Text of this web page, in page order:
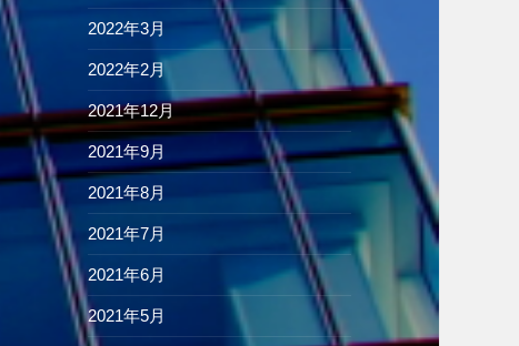
2022年3月
2022年2月
2021年12月
2021年9月
2021年8月
2021年7月
2021年6月
2021年5月